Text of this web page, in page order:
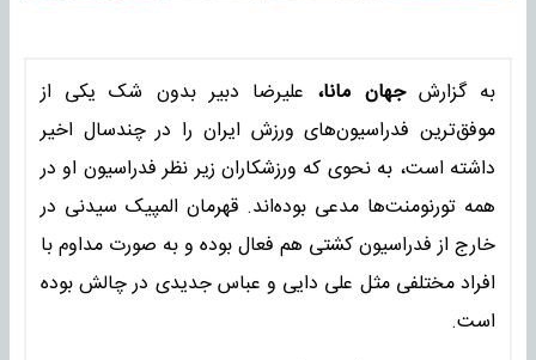
به گزارش جهان مانا، علیرضا دبیر بدون شک یکی از
موفق‌ترین فدراسیون‌های ورزش ایران را در چندسال اخیر
داشته است، به نحوی که ورزشکاران زیر نظر فدراسیون او در
همه تورنومنت‌ها مدعی بوده‌اند. قهرمان المپیک سیدنی در
خارج از فدراسیون کشتی هم فعال بوده و به صورت مداوم با
افراد مختلفی مثل علی دایی و عباس جدیدی در چالش بوده
است.